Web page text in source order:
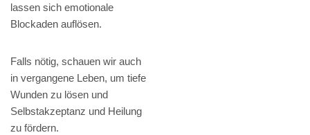
lassen sich emotionale
Blockaden auflösen.
Falls nötig, schauen wir auch
in vergangene Leben, um tiefe
Wunden zu lösen und
Selbstakzeptanz und Heilung
zu fördern.